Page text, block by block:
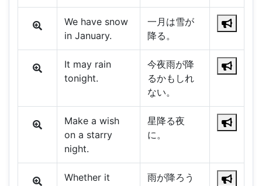
We have snow
in January.
一月は雪が
降る。
It may rain
tonight.
今夜雨が降
るかもしれ
ない。
Make a wish
on a starry
night.
星降る夜
に。
Whether it
雨が降ろう